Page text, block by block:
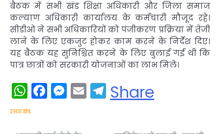
बैठक में सभी खंड शिक्षा अधिकारी और जिला समाज
कल्याण अधिकारी कार्यालय के कर्मचारी मौजूद रहे।
सीडीओ ने सभी अधिकारियों को पंजीकरण प्रक्रिया में तेजी
लाने के लिए एकजुट होकर काम करने के निर्देश दिए।
यह बैठक यह सुनिश्चित करने के लिए बुलाई गई थी कि
पात्र छात्रों को सरकारी योजनाओं का लाभ मिले।
WhatsApp
Facebook
Messenger
EmailTelegram
Share
उत्तराखंड